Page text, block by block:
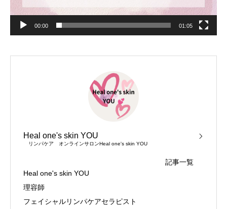
00:00 01:05
Heal one's skin YOU
リンパケア オンラインサロンHeal one's skin YOU
記事一覧
Heal one's skin YOU
理容師
フェイシャルリンパケアセラピスト